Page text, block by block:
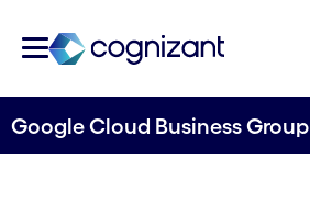
Google Cloud Business Group